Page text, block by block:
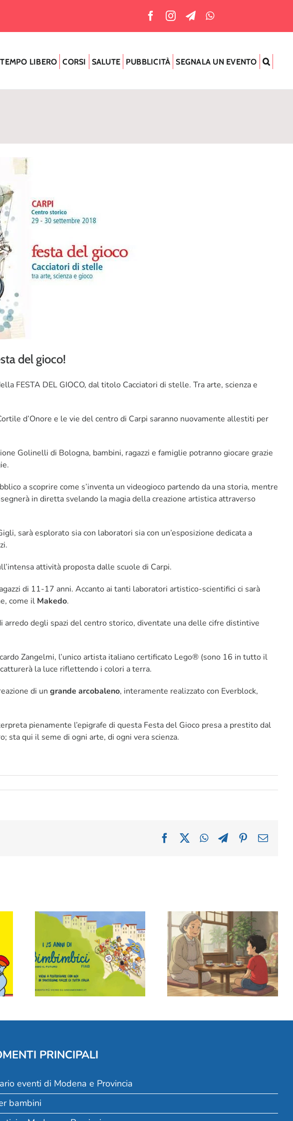
TEMPO LIBERO CORSI SALUTE PUBBLICITÀ SEGNALA UN EVENTO
del gioco!
FESTA DEL GIOCO, dal titolo Cacciatori di stelle. Tra arte, scienza e
d’Onore e le vie del centro di Carpi saranno nuovamente allestiti per
Golinelli di Bologna, bambini, ragazzi e famiglie potranno giocare grazie
a scoprire come s’inventa un videogioco partendo da una storia, mentre
in diretta svelando la magia della creazione artistica attraverso
sarà esplorato sia con laboratori sia con un’esposizione dedicata a
attività proposta dalle scuole di Carpi.
di 11-17 anni. Accanto ai tanti laboratori artistico-scientifici ci sarà
come il Makedo.
degli spazi del centro storico, diventate una delle cifre distintive
Zangelmi, l’unico artista italiano certificato Lego® (sono 16 in tutto il
la luce riflettendo i colori a terra.
di un grande arcobaleno, interamente realizzato con Everblock,
pienamente l’epigrafe di questa Festa del Gioco presa a prestito dal
sta qui il seme di ogni arte, di ogni vera scienza.
FacebookWhatsAppTelegramPinterest
Email
Cos’è Bimbimbici
Parlare in dialetto ai
bambini: può interferire
con italiano e inglese?
PRINCIPALI
eventi di Modena e Provincia
bambini